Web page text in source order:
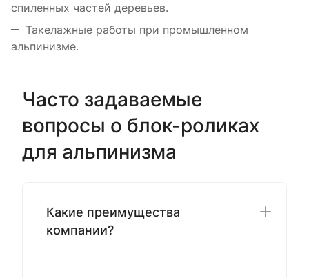
спиленных частей деревьев.
Такелажные работы при промышленном
альпинизме.
Часто задаваемые
вопросы о блок-роликах
для альпинизма
Какие преимущества
компании?